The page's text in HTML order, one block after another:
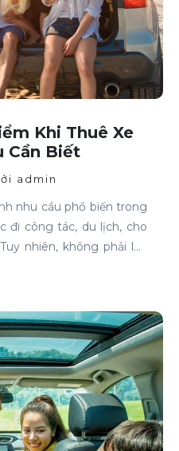
Khi Thuê Xe
Cần Biết
admin
nhu cầu phổ biến trong
đi công tác, du lịch, cho
nhiên, không phải lúc
những lưu ý để thuê xe
kiệm.